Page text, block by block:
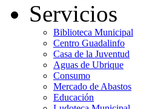
Servicios
Biblioteca Municipal
Centro Guadalinfo
Casa de la Juventud
Aguas de Ubrique
Consumo
Mercado de Abastos
Educación